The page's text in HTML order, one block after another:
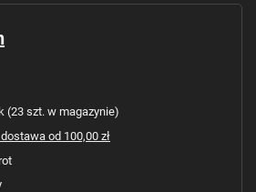
(23 szt. w magazynie)
od 100,00 zł